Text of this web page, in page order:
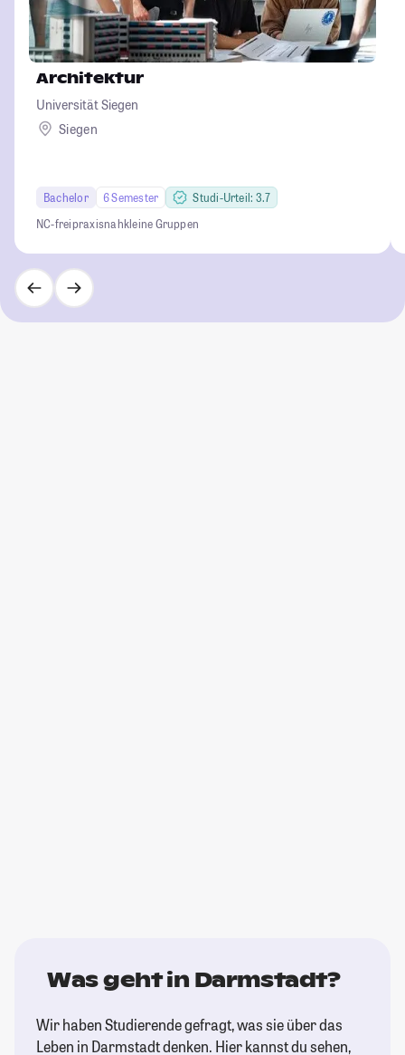
Architektur
Universität Siegen
Siegen
Bachelor 6 Semester
Studi-Urteil: 3.7
NC-freipraxisnahkleine Gruppen
Was geht in Darmstadt?
Wir haben Studierende gefragt, was sie über das
Leben in Darmstadt denken. Hier kannst du sehen,